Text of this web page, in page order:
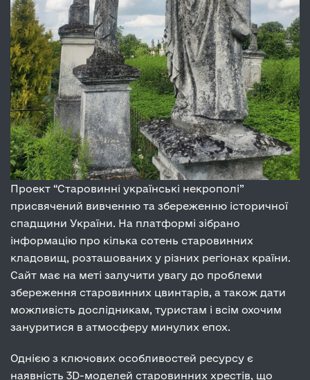
Проект “Старовинні українські некрополі”
присвячений вивченню та збереженню історичної
спадщини України. На платформі зібрано
інформацію про кілька сотень старовинних
кладовищ, розташованих у різних регіонах країни.
Сайт має на меті залучити увагу до проблеми
збереження старовинних цвинтарів, а також дати
можливість дослідникам, туристам і всім охочим
зануритися в атмосферу минулих епох.
Однією з ключових особливостей ресурсу є
наявність 3D-моделей старовинних хрестів, що